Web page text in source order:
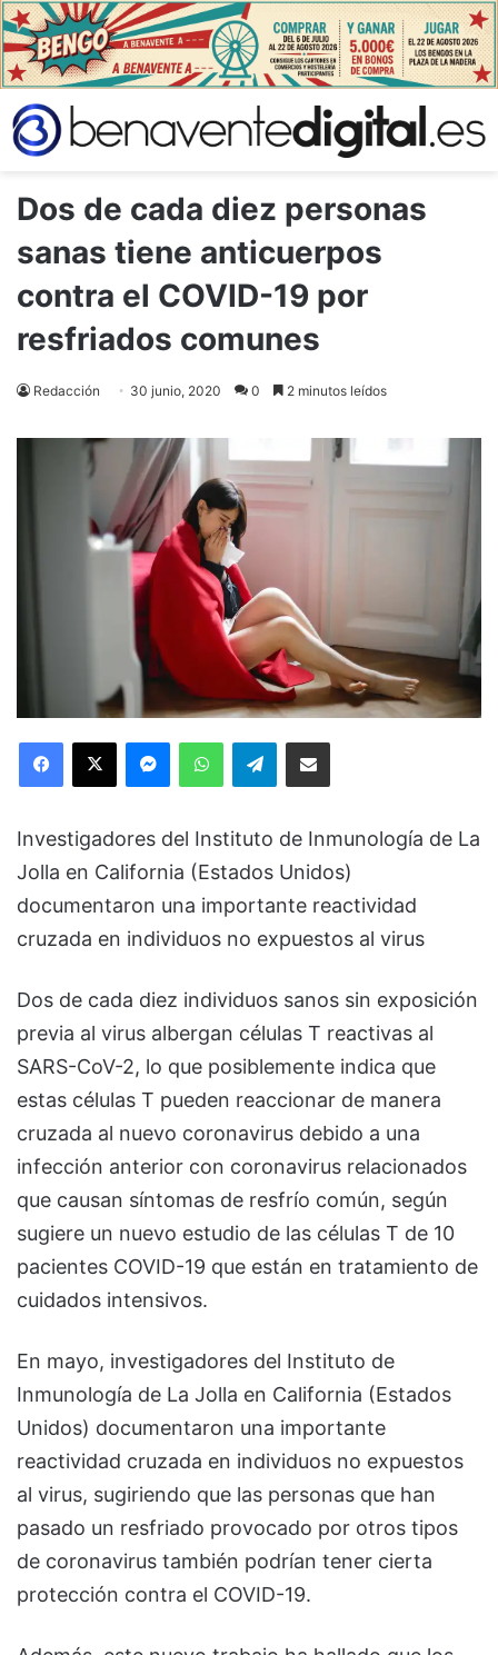
Dos de cada diez personas
sanas tiene anticuerpos
contra el COVID-19 por
resfriados comunes
Redacción 30 junio, 2020 0 2 minutos leídos
Facebook
X MessengerWhatsAppTelegramCompartir via Email
Investigadores del Instituto de Inmunología de La
Jolla en California (Estados Unidos)
documentaron una importante reactividad
cruzada en individuos no expuestos al virus
Dos de cada diez individuos sanos sin exposición
previa al virus albergan células T reactivas al
SARS-CoV-2, lo que posiblemente indica que
estas células T pueden reaccionar de manera
cruzada al nuevo coronavirus debido a una
infección anterior con coronavirus relacionados
que causan síntomas de resfrío común, según
sugiere un nuevo estudio de las células T de 10
pacientes COVID-19 que están en tratamiento de
cuidados intensivos.
En mayo, investigadores del Instituto de
Inmunología de La Jolla en California (Estados
Unidos) documentaron una importante
reactividad cruzada en individuos no expuestos
al virus, sugiriendo que las personas que han
pasado un resfriado provocado por otros tipos
de coronavirus también podrían tener cierta
protección contra el COVID-19.